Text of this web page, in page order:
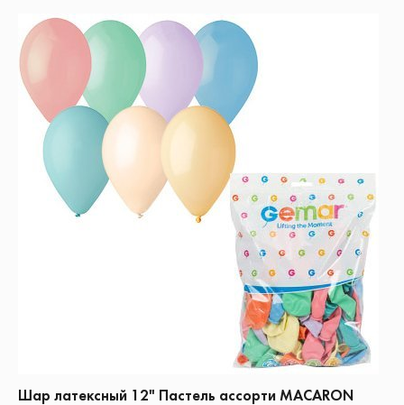
Шар латексный 12" Пастель ассорти MACARON